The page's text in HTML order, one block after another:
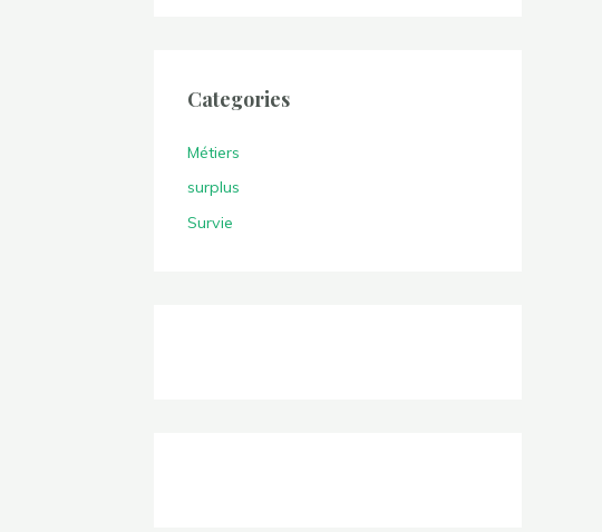
Categories
Métiers
surplus
Survie